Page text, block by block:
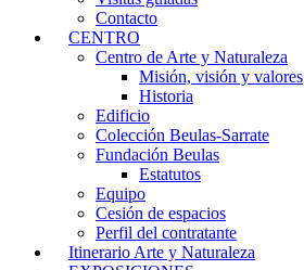
Contacto
CENTRO
Centro de Arte y Naturaleza
Misión, visión y valores
Historia
Edificio
Colección Beulas-Sarrate
Fundación Beulas
Estatutos
Equipo
Cesión de espacios
Perfil del contratante
Itinerario Arte y Naturaleza